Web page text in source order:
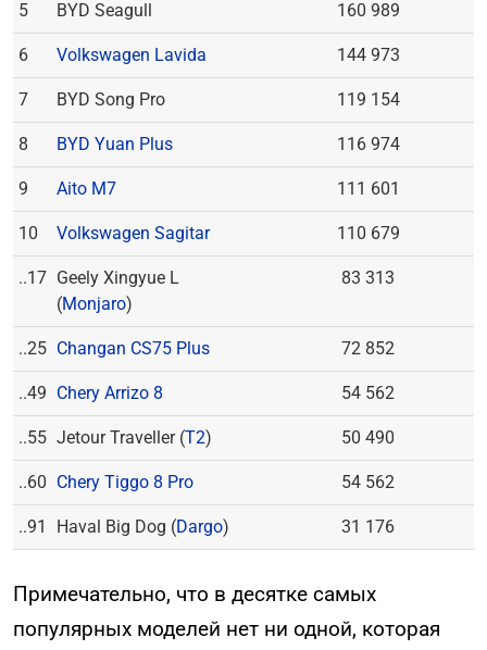
5 BYD Seagull 160 989
6 Volkswagen Lavida 144 973
7 BYD Song Pro 119 154
8 BYD Yuan Plus 116 974
9 Aito M7 111 601
10 Volkswagen Sagitar 110 679
..17 Geely Xingyue L
(Monjaro)
83 313
..25 Changan CS75 Plus 72 852
..49 Chery Arrizo 8 54 562
..55 Jetour Traveller (T2) 50 490
..60 Chery Tiggo 8 Pro 54 562
..91 Haval Big Dog (Dargo) 31 176
Примечательно, что в десятке самых
популярных моделей нет ни одной, которая